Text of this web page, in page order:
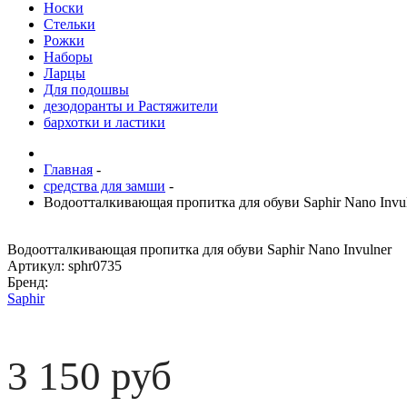
Носки
Стельки
Рожки
Наборы
Ларцы
Для подошвы
дезодоранты и Растяжители
бархотки и ластики
Главная -
средства для замши -
Водоотталкивающая пропитка для обуви Saphir Nano
Водоотталкивающая пропитка для обуви Saphir Nano Invulner
Артикул: sphr0735
Бренд:
Saphir
3 150 руб